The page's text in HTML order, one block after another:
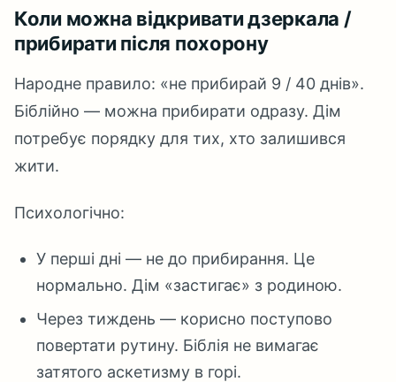
Коли можна відкривати дзеркала /
прибирати після похорону
Народне правило: «не прибирай 9 / 40 днів».
Біблійно — можна прибирати одразу. Дім
потребує порядку для тих, хто залишився
жити.
Психологічно:
У перші дні — не до прибирання. Це
нормально. Дім «застигає» з родиною.
Через тиждень — корисно поступово
повертати рутину. Біблія не вимагає
затятого аскетизму в горі.